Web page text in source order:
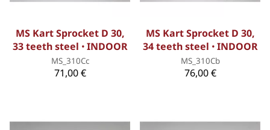
MS Kart Sprocket D 30,
33 teeth steel ꞏ INDOOR
MS_310Cc
71,00 €
MS Kart Sprocket D 30,
34 teeth steel ꞏ INDOOR
MS_310Cb
76,00 €